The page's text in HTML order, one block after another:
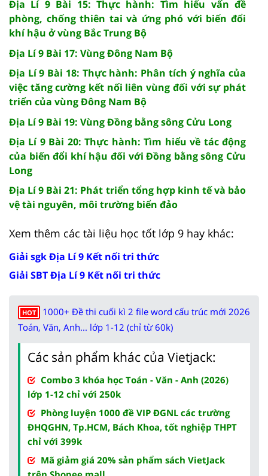
Địa Lí 9 Bài 15: Thực hành: Tìm hiểu vấn đề
phòng, chống thiên tai và ứng phó với biến đổi
khí hậu ở vùng Bắc Trung Bộ
Địa Lí 9 Bài 17: Vùng Đông Nam Bộ
Địa Lí 9 Bài 18: Thực hành: Phân tích ý nghĩa của
việc tăng cường kết nối liên vùng đối với sự phát
triển của vùng Đông Nam Bộ
Địa Lí 9 Bài 19: Vùng Đồng bằng sông Cửu Long
Địa Lí 9 Bài 20: Thực hành: Tìm hiểu về tác động
của biến đổi khí hậu đối với Đồng bằng sông Cửu
Long
Địa Lí 9 Bài 21: Phát triển tổng hợp kinh tế và bảo
vệ tài nguyên, môi trường biển đảo
Xem thêm các tài liệu học tốt lớp 9 hay khác:
Giải sgk Địa Lí 9 Kết nối tri thức
Giải SBT Địa Lí 9 Kết nối tri thức
HOT
1000+ Đề thi cuối kì 2 file word cấu trúc mới 2026
Toán, Văn, Anh... lớp 1-12 (chỉ từ 60k)
Các sản phẩm khác của Vietjack:
Combo 3 khóa học Toán - Văn - Anh (2026)
lớp 1-12 chỉ với 250k
Phòng luyện 1000 đề VIP ĐGNL các trường
ĐHQGHN, Tp.HCM, Bách Khoa, tốt nghiệp THPT
chỉ với 399k
Mã giảm giá 20% sản phẩm sách VietJack